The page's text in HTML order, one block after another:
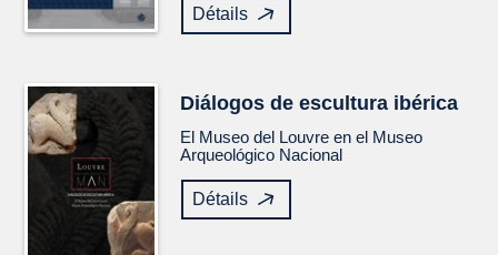
Détails
Diálogos de escultura ibérica
El Museo del Louvre en el Museo
Arqueológico Nacional
Détails